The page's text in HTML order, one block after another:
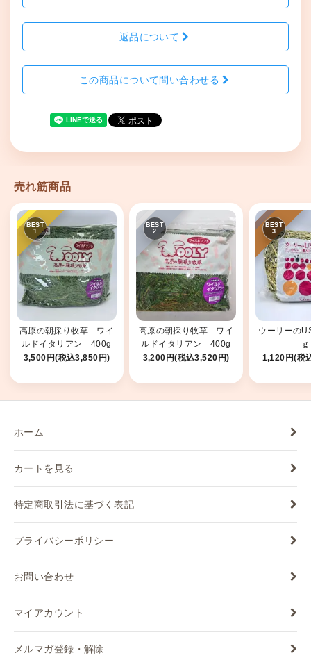
返品について
この商品について問い合わせる
売れ筋商品
高原の朝採り牧草 ワイ
ルドイタリアン 400g
2025
3,500円(税込3,850円)
高原の朝採り牧草 ワイ
ルドイタリアン 400g
2026
3,200円(税込3,520円)
ウーリーの
ｇ
1,120円(税
ホーム
カートを見る
特定商取引法に基づく表記
プライバシーポリシー
お問い合わせ
マイアカウント
メルマガ登録・解除